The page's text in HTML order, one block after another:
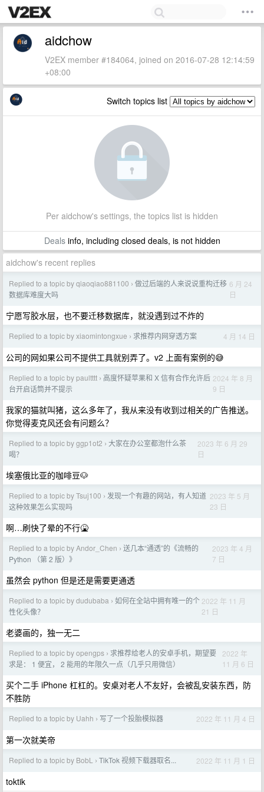
aidchow
V2EX member #184064, joined on 2016-07-28 12:14:59
+08:00
Switch topics list
Per aidchow's settings, the topics list is hidden
Dealsinfo, including closed deals, is not hidden
aidchow's recent replies
Replied to a topic by qiaoqiao881100 › 做过后端的人来说说重构迁移
数据库难度大吗
6 月 24
日
宁愿写胶水层，也不要迁移数据库，就没遇到过不炸的
Replied to a topic by xiaomintongxue › 求推荐内网穿透方案 4 月 14 日
公司的网如果公司不提供工具就别弄了。v2 上面有案例的😅
Replied to a topic by paultttt › 高度怀疑苹果和 X 信有合作允许后
台开启话筒并不提示
2024 年 8 月
9 日
我家的猫就叫猪，这么多年了，我从来没有收到过相关的广告推送。
你觉得麦克风还会有问题么？
Replied to a topic by ggp1ot2 › 大家在办公室都泡什么茶
喝？
2023 年 6 月 29
日
埃塞俄比亚的咖啡豆🐶
Replied to a topic by Tsuj100 › 发现一个有趣的网站，有人知道
这种效果怎么实现吗
2023 年 5 月
23 日
啊…刷快了晕的不行🤮
Replied to a topic by Andor_Chen › 送几本“通透”的《流畅的
Python （第 2 版）》
2023 年 4 月
7 日
虽然会 python 但是还是需要更通透
Replied to a topic by dudubaba › 如何在全站中拥有唯一的个
性化头像？
2022 年 11 月
21 日
老婆画的，独一无二
Replied to a topic by opengps › 求推荐给老人的安卓手机，期望要
求是： 1 便宜， 2 能用的年限久一点（几乎只用微信）
2022 年
11 月 6 日
买个二手 iPhone 杠杠的。安桌对老人不友好，会被乱安装东西，防
不胜防
Replied to a topic by Uahh › 写了一个投胎模拟器 2022 年 11 月 4 日
第一次就美帝
Replied to a topic by BobL › TikTok 视频下载器取名... 2022 年 11 月 1 日
toktik